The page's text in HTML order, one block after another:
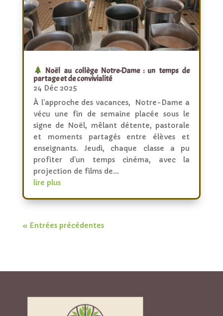
Noël au collège Notre-Dame : un temps de
partage et de convivialité
24 Déc 2025
À l’approche des vacances, Notre-Dame a
vécu une fin de semaine placée sous le
signe de Noël, mêlant détente, pastorale
et moments partagés entre élèves et
enseignants. Jeudi, chaque classe a pu
profiter d’un temps cinéma, avec la
projection de films de...
lire plus
« Entrées précédentes